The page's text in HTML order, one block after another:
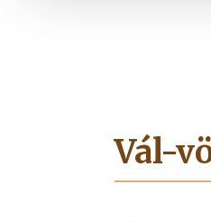
Vál-